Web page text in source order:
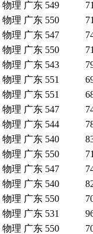
物理 广东 549
物理 广东 550
物理 广东 547
物理 广东 550
物理 广东 543
物理 广东 551
物理 广东 551
物理 广东 547
物理 广东 544
物理 广东 540
物理 广东 550
物理 广东 547
物理 广东 540
物理 广东 550
物理 广东 531
物理 广东 550